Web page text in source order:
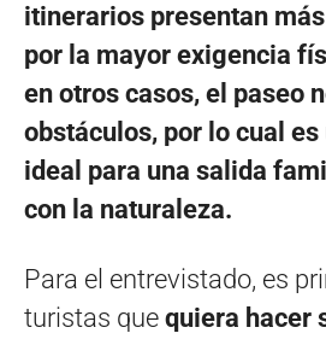
itinerarios presentan
por la mayor exigencia
en otros casos, el paseo
obstáculos, por lo cual es
ideal para una salida
con la naturaleza.
Para el entrevistado, es
turistas que quiera hacer